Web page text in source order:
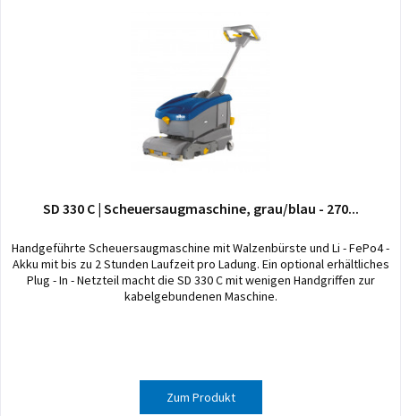
SD 330 C | Scheuersaugmaschine, grau/blau - 270...
Handgeführte Scheuersaugmaschine mit Walzenbürste und Li - FePo4 -
Akku mit bis zu 2 Stunden Laufzeit pro Ladung. Ein optional erhältliches
Plug - In - Netzteil macht die SD 330 C mit wenigen Handgriffen zur
kabelgebundenen Maschine.
Zum Produkt